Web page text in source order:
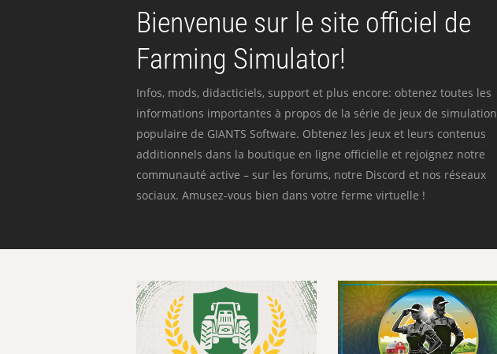
Bienvenue sur le site officiel de
Farming Simulator!
Infos, mods, didacticiels, support et plus encore: obtenez toutes les
informations importantes à propos de la série de jeux de simulation
populaire de GIANTS Software. Obtenez les jeux et leurs contenus
additionnels dans la boutique en ligne officielle et rejoignez notre
communauté active – sur les forums, notre Discord et nos réseaux
sociaux. Amusez-vous bien dans votre ferme virtuelle !